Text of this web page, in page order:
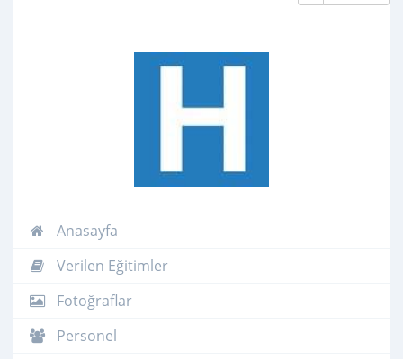
Anasayfa
Verilen Eğitimler
Fotoğraflar
Personel